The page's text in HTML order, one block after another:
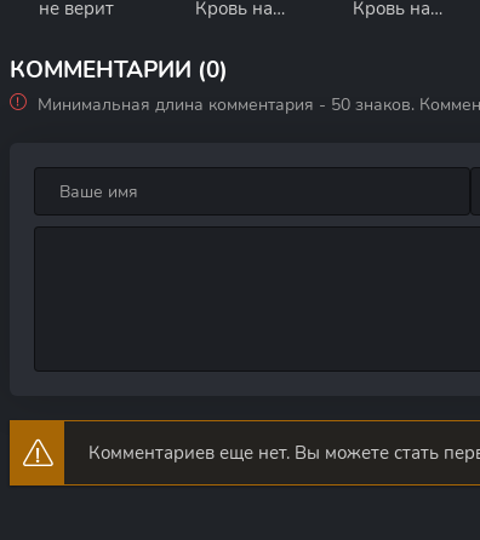
не верит
Кровь на
Кровь на
КОММЕНТАРИИ (0)
Минимальная длина комментария - 50 знаков.
Комментариев еще нет. Вы можете стать